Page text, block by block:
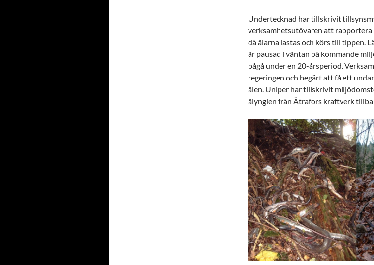
Undertecknad har tillskrivit
verksamhetsutövaren att
då ålarna lastas och körs till tippen.
är pausad i väntan på kommande
pågå under en 20-årsperiod.
regeringen och begärt att få ett
ålen. Uniper har tillskrivit
ålynglen från Ätrafors kraftverk